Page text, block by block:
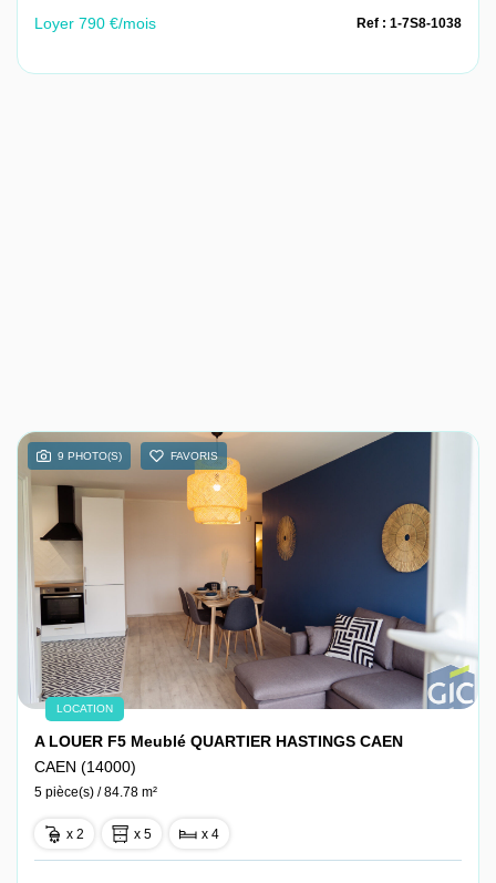
Loyer 790 €/mois Ref : 1-7S8-1038
9 PHOTO(S) FAVORIS
LOCATION
A LOUER F5 Meublé QUARTIER HASTINGS CAEN
CAEN (14000)
5 pièce(s) / 84.78 m²
x 2 x 5 x 4